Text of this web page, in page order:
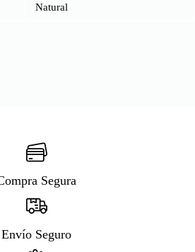
Natural
Segura
Envío Seguro